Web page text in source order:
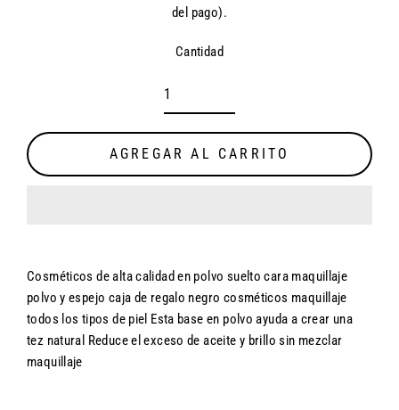
habitual
del pago).
Cantidad
AGREGAR AL CARRITO
Cosméticos de alta calidad en polvo suelto cara maquillaje
polvo y espejo caja de regalo negro cosméticos maquillaje
todos los tipos de piel Esta base en polvo ayuda a crear una
tez natural Reduce el exceso de aceite y brillo sin mezclar
maquillaje